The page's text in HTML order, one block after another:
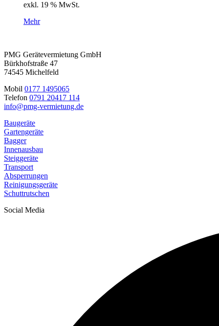
exkl. 19 % MwSt.
Mehr
PMG Gerätevermietung GmbH
Bürkhofstraße 47
74545 Michelfeld
Mobil 0177 1495065
Telefon 0791 20417 114
info@pmg-vermietung.de
Baugeräte
Gartengeräte
Bagger
Innenausbau
Steiggeräte
Transport
Absperrungen
Reinigungsgeräte
Schuttrutschen
Social Media